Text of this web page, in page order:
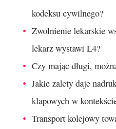
kodeksu cywilnego?
Zwolnienie lekarskie
lekarz wystawi L4?
Czy mając długi,
Jakie zalety daje
klapowych w
Transport kolejowy